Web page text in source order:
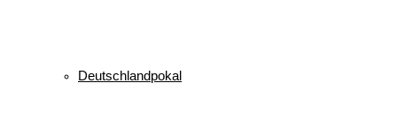
Deutschlandpokal